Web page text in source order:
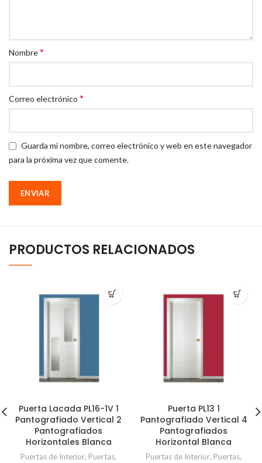
Nombre*
Correo electrónico *
Guarda mi nombre, correo electrónico y web en este navegador
para la próxima vez que comente.
PRODUCTOS RELACIONADOS
Puerta Lacada PL16-1V 1
Pantografiado Vertical 2
Pantografiados
Horizontales Blanca
Puertas de Interior, Puertas,
Puerta PL13 1
Pantografiado Vertical 4
Pantografiados
Horizontal Blanca
Puertas de Interior, Puertas,